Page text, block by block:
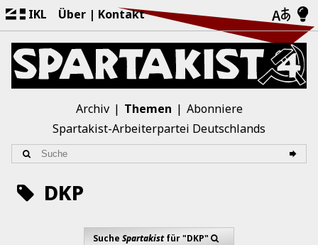
IKL Über Kontakt
Archiv Themen
Abonniere
Spartakist-Arbeiterpartei Deutschlands
DKP
SucheSpartakistfür "DKP"